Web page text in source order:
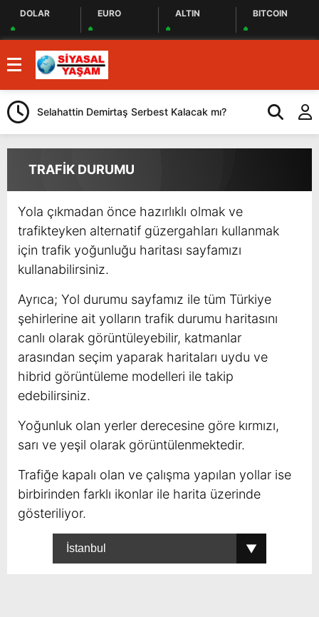
DOLAR EURO ALTIN BITCOIN
Selahattin Demirtaş Serbest Kalacak mı?
YENİ Parti
Önemli
TRAFİK DURUMU
Yola çıkmadan önce hazırlıklı olmak ve
trafikteyken alternatif güzergahları kullanmak
için trafik yoğunluğu haritası sayfamızı
kullanabilirsiniz.
Ayrıca; Yol durumu sayfamız ile tüm Türkiye
şehirlerine ait yolların trafik durumu haritasını
canlı olarak görüntüleyebilir, katmanlar
arasından seçim yaparak haritaları uydu ve
hibrid görüntüleme modelleri ile takip
edebilirsiniz.
Yoğunluk olan yerler derecesine göre kırmızı,
sarı ve yeşil olarak görüntülenmektedir.
Trafiğe kapalı olan ve çalışma yapılan yollar ise
birbirinden farklı ikonlar ile harita üzerinde
gösteriliyor.